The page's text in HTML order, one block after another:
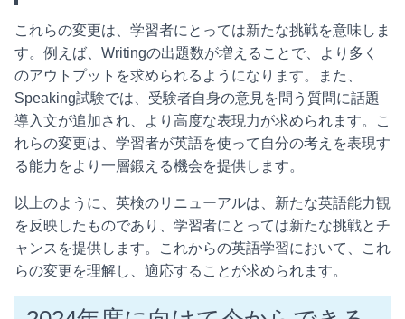
これらの変更は、学習者にとっては新たな挑戦を意味しま
す。例えば、Writingの出題数が増えることで、より多く
のアウトプットを求められるようになります。また、
Speaking試験では、受験者自身の意見を問う質問に話題
導入文が追加され、より高度な表現力が求められます。こ
れらの変更は、学習者が英語を使って自分の考えを表現す
る能力をより一層鍛える機会を提供します。
以上のように、英検のリニューアルは、新たな英語能力観
を反映したものであり、学習者にとっては新たな挑戦とチ
ャンスを提供します。これからの英語学習において、これ
らの変更を理解し、適応することが求められます。